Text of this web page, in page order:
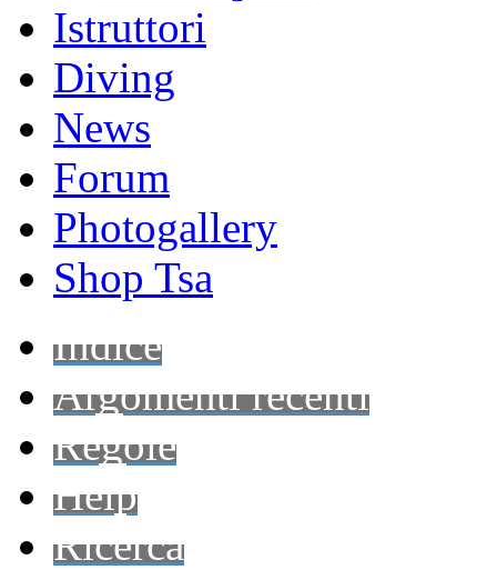
Istruttori
Diving
News
Forum
Photogallery
Shop Tsa
Indice
Argomenti recenti
Regole
Help
Ricerca